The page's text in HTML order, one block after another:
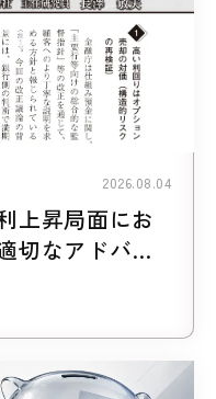
2026.08.04
上昇局面にお
切なアドバイ